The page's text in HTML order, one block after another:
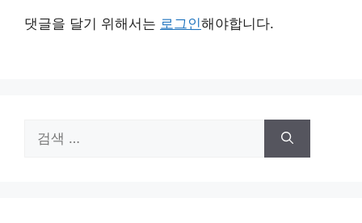
댓글을 달기 위해서는 로그인해야합니다.
색: